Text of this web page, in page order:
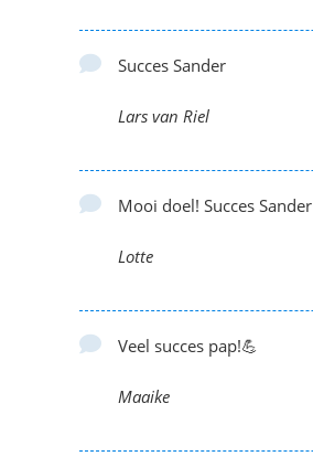
Succes Sander
Lars van Riel
Mooi doel! Succes Sander
Lotte
Veel succes pap!💪
Maaike